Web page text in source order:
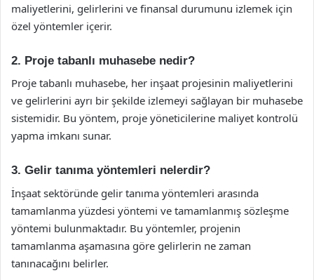
maliyetlerini, gelirlerini ve finansal durumunu izlemek için
özel yöntemler içerir.
2. Proje tabanlı muhasebe nedir?
Proje tabanlı muhasebe, her inşaat projesinin maliyetlerini
ve gelirlerini ayrı bir şekilde izlemeyi sağlayan bir muhasebe
sistemidir. Bu yöntem, proje yöneticilerine maliyet kontrolü
yapma imkanı sunar.
3. Gelir tanıma yöntemleri nelerdir?
İnşaat sektöründe gelir tanıma yöntemleri arasında
tamamlanma yüzdesi yöntemi ve tamamlanmış sözleşme
yöntemi bulunmaktadır. Bu yöntemler, projenin
tamamlanma aşamasına göre gelirlerin ne zaman
tanınacağını belirler.